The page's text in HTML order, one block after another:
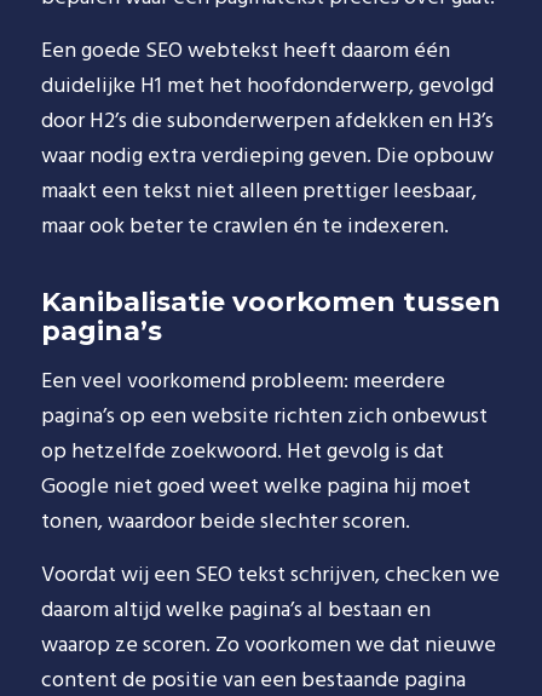
Een goede SEO webtekst heeft daarom één
duidelijke H1 met het hoofdonderwerp, gevolgd
door H2’s die subonderwerpen afdekken en H3’s
waar nodig extra verdieping geven. Die opbouw
maakt een tekst niet alleen prettiger leesbaar,
maar ook beter te crawlen én te indexeren.
Kanibalisatie voorkomen tussen
pagina’s
Een veel voorkomend probleem: meerdere
pagina’s op een website richten zich onbewust
op hetzelfde zoekwoord. Het gevolg is dat
Google niet goed weet welke pagina hij moet
tonen, waardoor beide slechter scoren.
Voordat wij een SEO tekst schrijven, checken we
daarom altijd welke pagina’s al bestaan en
waarop ze scoren. Zo voorkomen we dat nieuwe
content de positie van een bestaande pagina